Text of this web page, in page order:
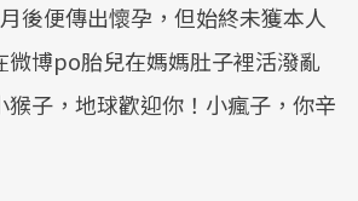
後便傳出懷孕，但始終未獲本人
微博po胎兒在媽媽肚子裡活潑亂
猴子，地球歡迎你！小瘋子，你辛